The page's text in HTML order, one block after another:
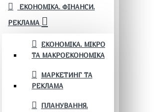
ЕКОНОМІКА. ФІНАНСИ.
РЕКЛАМА
ЕКОНОМІКА. МІКРО
ТА МАКРОЕКОНОМІКА
МАРКЕТИНГ ТА
РЕКЛАМА
ПЛАНУВАННЯ.